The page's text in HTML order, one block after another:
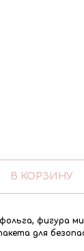
В КОРЗИНУ
фигура
для